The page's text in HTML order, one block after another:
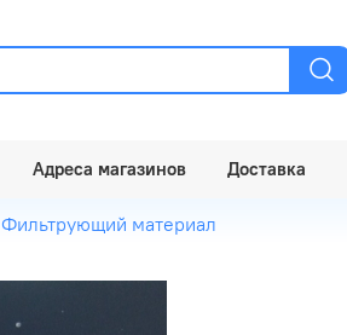
Адреса магазинов Доставка
Фильтрующий материал